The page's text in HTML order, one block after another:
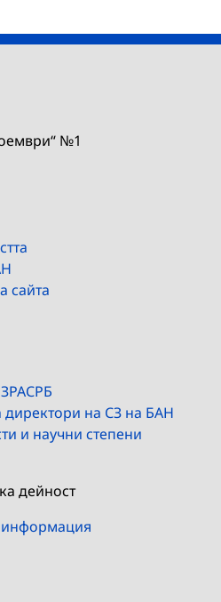
№1
сайта
директори на СЗ на БАН
и научни степени
дейност